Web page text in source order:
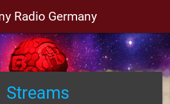
Radio Germany
Streams